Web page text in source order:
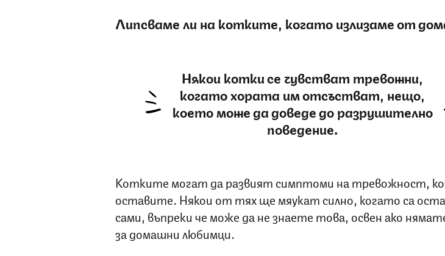
Липсваме ли на котките, когато излизаме от
Някои котки се чувстват тревожни,
когато хората им отсъстват, нещо,
което може да доведе до разрушително
поведение.
Котките могат да развият симптоми на тревожност,
оставите. Някои от тях ще мяукат силно, когато са
сами, въпреки че може да не знаете това, освен ако
за домашни любимци.